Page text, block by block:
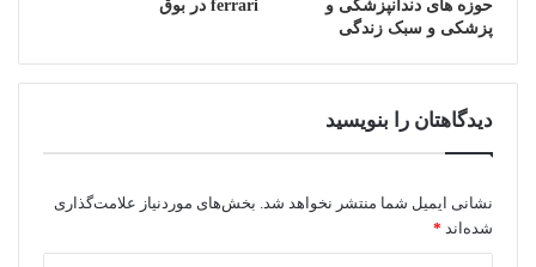
حوزه های دندانپزشکی و
پزشکی و سبک زندگی
ferrari در بوق
دیدگاهتان را بنویسید
نشانی ایمیل شما منتشر نخواهد شد. بخش‌های موردنیاز علامت‌گذاری
شده‌اند *